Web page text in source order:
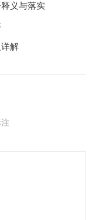
义与落实
解